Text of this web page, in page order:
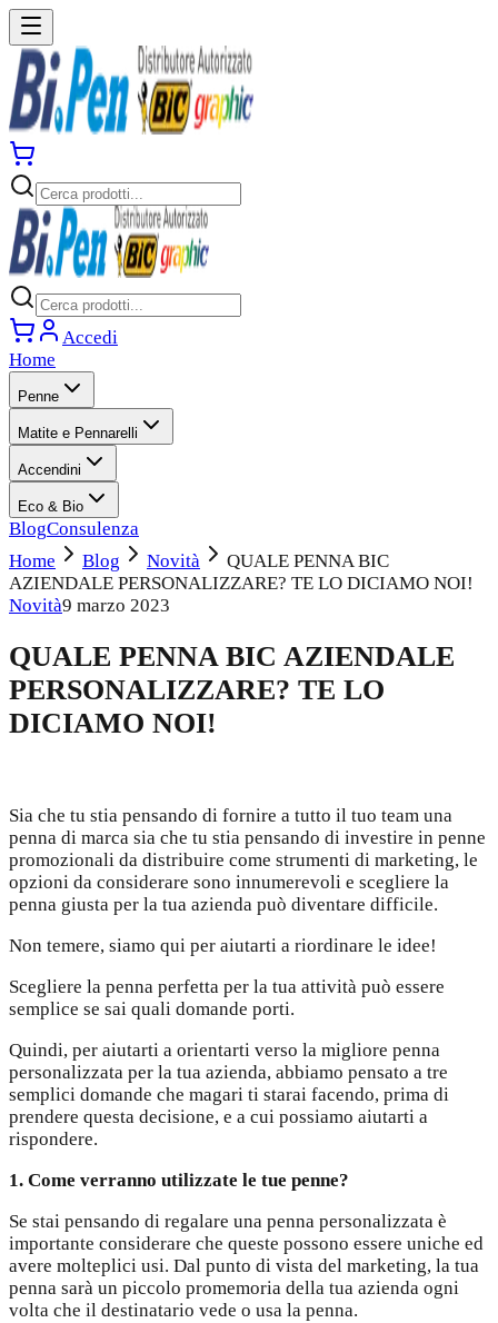
Accedi
Home
Penne
Matite e Pennarelli
Accendini
Eco & Bio
BlogConsulenza
Home
Blog Novità
QUALE PENNA BIC
AZIENDALE PERSONALIZZARE? TE LO DICIAMO NOI!
Novità9 marzo 2023
QUALE PENNA BIC AZIENDALE
PERSONALIZZARE? TE LO
DICIAMO NOI!
Sia che tu stia pensando di fornire a tutto il tuo team una
penna di marca sia che tu stia pensando di investire in penne
promozionali da distribuire come strumenti di marketing, le
opzioni da considerare sono innumerevoli e scegliere la
penna giusta per la tua azienda può diventare difficile.
Non temere, siamo qui per aiutarti a riordinare le idee!
Scegliere la penna perfetta per la tua attività può essere
semplice se sai quali domande porti.
Quindi, per aiutarti a orientarti verso la migliore penna
personalizzata per la tua azienda, abbiamo pensato a tre
semplici domande che magari ti starai facendo, prima di
prendere questa decisione, e a cui possiamo aiutarti a
rispondere.
1. Come verranno utilizzate le tue penne?
Se stai pensando di regalare una penna personalizzata è
importante considerare che queste possono essere uniche ed
avere molteplici usi. Dal punto di vista del marketing, la tua
penna sarà un piccolo promemoria della tua azienda ogni
volta che il destinatario vede o usa la penna.